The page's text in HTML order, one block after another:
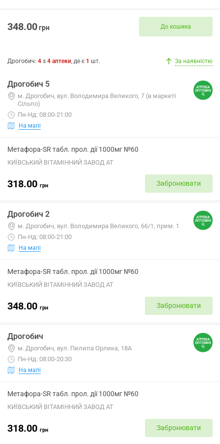
348.00грн До кошика
Дрогобич: 4 з 4 аптеки, де є 1 шт. За наявністю
Дрогобич 5
м. Дрогобич, вул. Володимира Великого, 7 (в маркеті
Сільпо)
Пн-Нд: 08:00-21:00
На мапі
Метафора-SR табл. прол. дії 1000мг №60
КИЇВСЬКИЙ ВІТАМІННИЙ ЗАВОД АТ
318.00 грн Забронювати
Дрогобич 2
м. Дрогобич, вул. Володимира Великого, 66/1, прим. 1
Пн-Нд: 08:00-21:00
На мапі
Метафора-SR табл. прол. дії 1000мг №60
КИЇВСЬКИЙ ВІТАМІННИЙ ЗАВОД АТ
348.00 грн Забронювати
Дрогобич
м. Дрогобич, вул. Пилипа Орлика, 18А
Пн-Нд: 08:00-20:30
На мапі
Метафора-SR табл. прол. дії 1000мг №60
КИЇВСЬКИЙ ВІТАМІННИЙ ЗАВОД АТ
318.00 грн Забронювати